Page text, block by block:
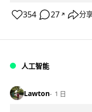
354 27 ↗ 分
人工智能
Lawton 1 日